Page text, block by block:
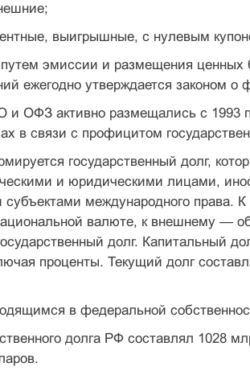
выигрышные, с нулевым
эмиссии и разме­щения ценных
ежегодно утверждается законом
ОФЗ активно разме­щались с 1993
в связи с профицитом
государствен­ный долг,
и юридическими лицами,
международного права. К
валюте, к внешне­му —
долг. Капитальный
про­центы. Текущий долг
в федеральной
долга РФ со­ставлял 1028